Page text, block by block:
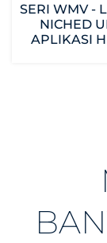
SERI WMV -
NICHED
APLIKASI